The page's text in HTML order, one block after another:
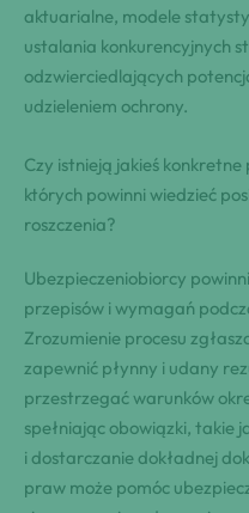
aktuarialne, modele
ustalania konkurencyjnych
odzwierciedlających
udzieleniem ochrony.
Czy istnieją jakieś
których powinni wiedzieć
roszczenia?
Ubezpieczeniobiorcy
przepisów i wymagań
Zrozumienie procesu
zapewnić płynny i udany
przestrzegać warunków
spełniając obowiązki, takie
i dostarczanie dokładnej
praw może pomóc